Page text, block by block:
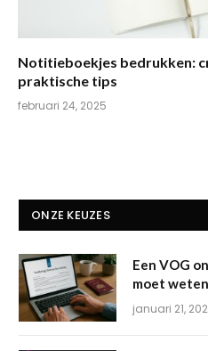
Notitieboekjes bedrukken:
praktische tips
februari 24, 2025
ONZE KEUZES
Een VOG
moet weten
januari 21,